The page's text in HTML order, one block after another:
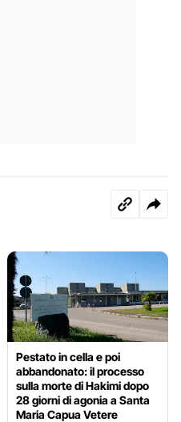
Pestato in cella e poi
abbandonato: il processo
sulla morte di Hakimi dopo
28 giorni di agonia a Santa
Maria Capua Vetere